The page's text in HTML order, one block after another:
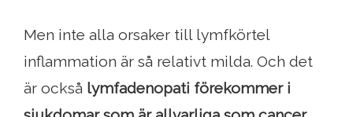
Men inte alla orsaker till lymfkörtel
inflammation är så relativt milda. Och det
är också lymfadenopati förekommer i